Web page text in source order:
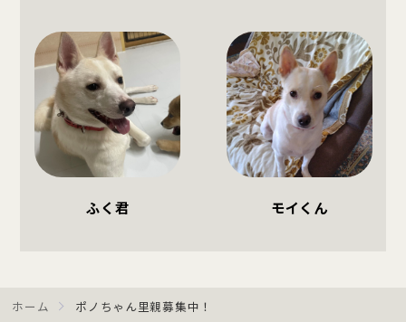
ふく君 モイくん
ホーム ポノちゃん里親募集中！